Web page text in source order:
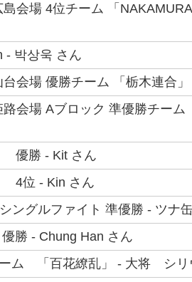
会場 4位チーム 「
박상욱 さん
会場 優勝チーム 「栃木連合
会場 Aブロック 準優勝チーム
優勝 - Kit さん
4位 - Kin さん
ングルファイト 準優勝 - ツナ
勝 - Chung Han さん
ム 「百花繚乱」 - 大将 シリ